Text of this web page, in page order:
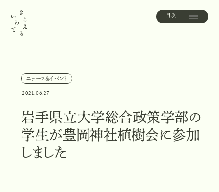
目次
目次
ニュース＆イベント
ニュース＆イ ベント
2021.06.27
岩手県立大学総合政策学部の
学生が豊岡神社植樹会に参加
しました